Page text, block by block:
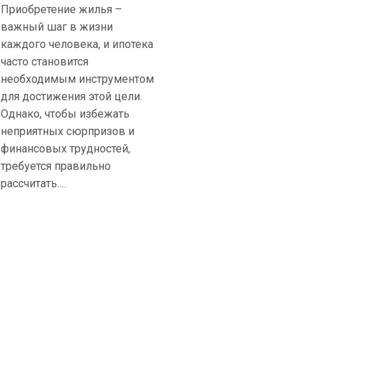
Приобретение жилья –
важный шаг в жизни
каждого человека, и ипотека
часто становится
необходимым инструментом
для достижения этой цели.
Однако, чтобы избежать
неприятных сюрпризов и
финансовых трудностей,
требуется правильно
рассчитать….